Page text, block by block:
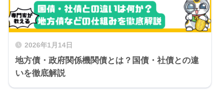
2026年1月14日
地方債・政府関係機関債とは？国債・社債との違
いを徹底解説